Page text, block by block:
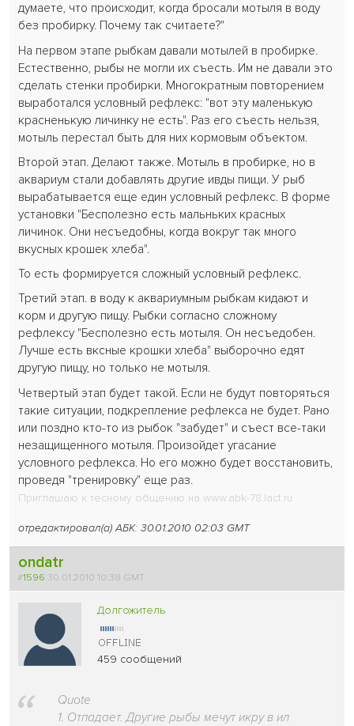
думаете, что происходит, когда бросали мотыля в воду
без пробирку. Почему так считаете?"
На первом этапе рыбкам давали мотылей в пробирке.
Естественно, рыбы не могли их съесть. Им не давали это
сделать стенки пробирки. Многократным повторением
выработался условный рефлекс: "вот эту маленькую
красненькую личинку не есть". Раз его съесть нельзя,
мотыль перестал быть для них кормовым объектом.
Второй этап. Делают также. Мотыль в пробирке, но в
аквариум стали добавлять другие ивды пищи. У рыб
вырабатывается еще един условный рефлекс. В форме
установки "Бесполезно есть мальньких красных
личинок. Они несъедобны, когда вокруг так много
вкусных крошек хлеба".
То есть формируется сложный условный рефлекс.
Третий этап. в воду к аквариумным рыбкам кидают и
корм и другую пищу. Рыбки согласно сложному
рефлексу "Бесполезно есть мотыля. Он несъедобен.
Лучше есть вксные крошки хлеба" выборочно едят
другую пищу, но только не мотыля.
Четвертый этап будет такой. Если не будут повторяться
такие ситуации, подкрепление рефлекса не будет. Рано
или поздно кто-то из рыбок "забудет" и съест все-таки
незащищенного мотыля. Произойдет угасание
условного рефлекса. Но его можно будет восстановить,
проведя "тренировку" еще раз.
Приглашаю к тесному общению на www.abk-78.lact.ru
отредактировал(а) АБК: 30.01.2010 02:03 GMT
ondatr
#1596 30.01.2010 10:38 GMT
Долгожитель
459 сообщений
Quote
1. Отпадает. Другие рыбы мечут икру в ил